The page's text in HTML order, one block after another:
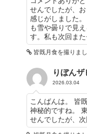
せんでしたが、
感じがしました
も雪や曇りで見
す。私も次回また
皆既月食を撮りま
りぼん
2026.03.04
こんばんは。 皆
神秘的ですね。
せんでしたが、次